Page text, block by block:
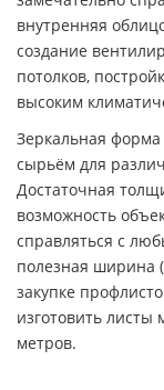
внутренняя
создание
потолков,
высоким
Зеркальная
сырьём для
Достаточная
возможность
справляться с
полезная ширина
закупке
изготовить листы
метров.